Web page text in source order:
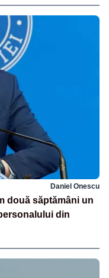
Daniel Onescu
două săptămâni un
din